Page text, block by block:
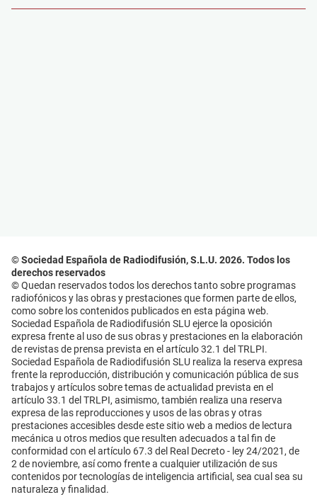
© Sociedad Española de Radiodifusión, S.L.U. 2026. Todos los
derechos reservados
© Quedan reservados todos los derechos tanto sobre programas
radiofónicos y las obras y prestaciones que formen parte de ellos,
como sobre los contenidos publicados en esta página web.
Sociedad Española de Radiodifusión SLU ejerce la oposición
expresa frente al uso de sus obras y prestaciones en la elaboración
de revistas de prensa prevista en el artículo 32.1 del TRLPI.
Sociedad Española de Radiodifusión SLU realiza la reserva expresa
frente la reproducción, distribución y comunicación pública de sus
trabajos y artículos sobre temas de actualidad prevista en el
artículo 33.1 del TRLPI, asimismo, también realiza una reserva
expresa de las reproducciones y usos de las obras y otras
prestaciones accesibles desde este sitio web a medios de lectura
mecánica u otros medios que resulten adecuados a tal fin de
conformidad con el artículo 67.3 del Real Decreto - ley 24/2021, de
2 de noviembre, así como frente a cualquier utilización de sus
contenidos por tecnologías de inteligencia artificial, sea cual sea su
naturaleza y finalidad.